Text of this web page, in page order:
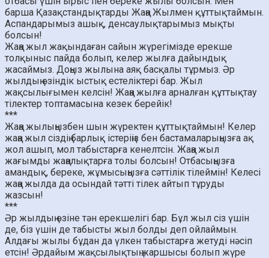
барша Қазақстандықтарды Жаңа Жылмен құттықтаймын.
Аспандарымыз ашық, денсаулықтарымыз мықты
болсын!
Жаңа жыл жақындаған сайын жүрегімізде ерекше
толқыныс пайда болып, келер жылға дайындық
жасаймыз. Доңыз жылына аяқ басқалы тұрмыз. Әр
жылдың өзіндік ыстық естеліктері бар. Жыл
жақсылығымен келсін! Жаңа жылға арналған құттықтау
тілектер топтамасына кезек берейік!
***
Жаңа жылыңызбен шын жүректен құттықтаймын! Келер
жаңа жыл сіздің барлық істеріңіз бен бастамаларыңызға ақ
жол ашып, мол табыстарға кенелтсін. Жаңа жыл
жағымды жаңалықтарға толы болсын! Отбасыңызға
амандық, береке, жұмысыңызға сәттілік тілеймін! Келесі
жаңа жылда да осындай тәтті тілек айтып тұруды
жазсын!
***
Әр жылдың өзіне тән ерекшелігі бар. Бұл жыл сіз үшін
де, біз үшін де табысты жыл болды деп ойлаймын.
Алдағы жылы бұдан да үлкен табыстарға жетуді нәсіп
етсін! Әрдайым жақсылықтың жаршысы болып жүре